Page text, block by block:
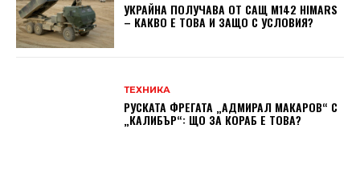
УКРАЙНА ПОЛУЧАВА ОТ САЩ M142 HIMARS
– КАКВО Е ТОВА И ЗАЩО С УСЛОВИЯ?
ТЕХНИКА
РУСКАТА ФРЕГАТА „АДМИРАЛ МАКАРОВ“ С
„КАЛИБЪР“: ЩО ЗА КОРАБ Е ТОВА?